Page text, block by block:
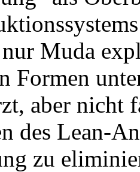
Muda
Formen
aber nicht
des Lean-
zu